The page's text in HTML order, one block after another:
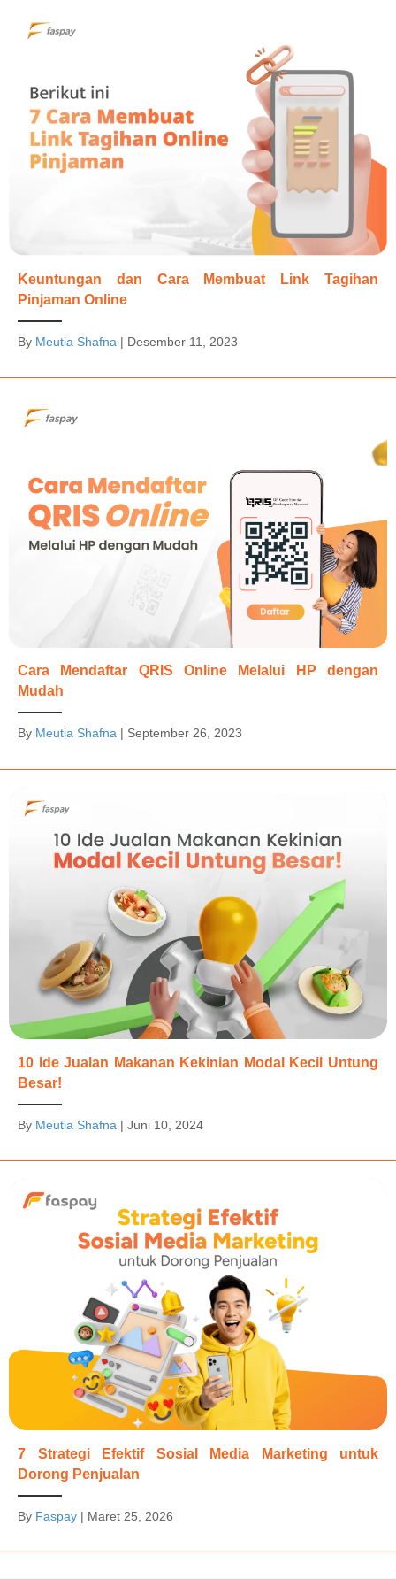
Keuntungan dan Cara Membuat Link Tagihan
Pinjaman Online
By Meutia Shafna | Desember 11, 2023
Cara Mendaftar QRIS Online Melalui HP dengan
Mudah
By Meutia Shafna | September 26, 2023
10 Ide Jualan Makanan Kekinian Modal Kecil Untung
Besar!
By Meutia Shafna | Juni 10, 2024
7 Strategi Efektif Sosial Media Marketing untuk
Dorong Penjualan
By Faspay | Maret 25, 2026